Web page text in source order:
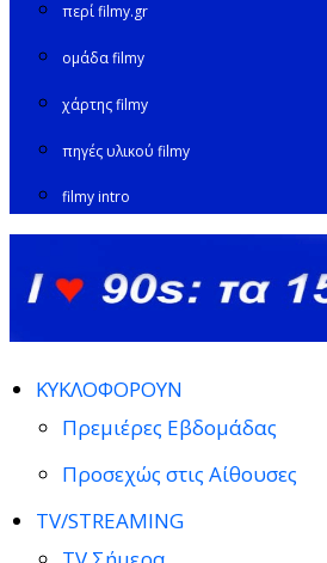
περί filmy.gr
ομάδα filmy
χάρτης filmy
πηγές υλικού filmy
filmy intro
ΚΥΚΛΟΦΟΡΟΥΝ
Πρεμιέρες Εβδομάδας
Προσεχώς στις Αίθουσες
TV/STREAMING